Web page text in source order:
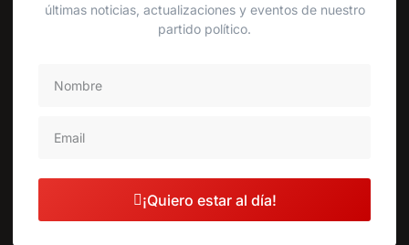
últimas noticias, actualizaciones y eventos de nuestro
partido político.
¡Quiero estar al día!